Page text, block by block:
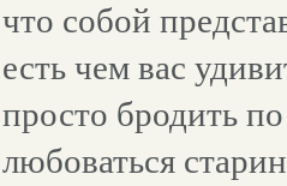
что собой
есть чем вас
просто бродить
любоваться